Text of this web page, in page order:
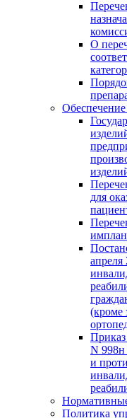
О
для
апреля
(кроме
N 998н
и
Политика